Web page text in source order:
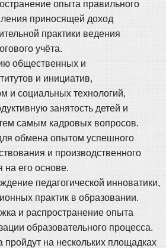
опыта правильного
приносящей доход
практики ведения
учёта.
общественных и
и инициатив,
и социальных технологий,
занятость детей и
самым кадровых вопросов.
обмена опытом успешного
и производственного
на его основе.
педагогической инноватики,
практик в образовании.
и распространение опыта
образовательного процесса.
на нескольких площадках